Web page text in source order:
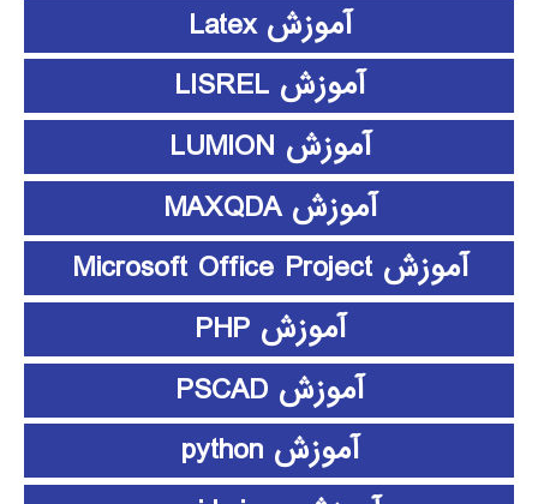
آموزش Latex
آموزش LISREL
آموزش LUMION
آموزش MAXQDA
آموزش Microsoft Office Project
آموزش PHP
آموزش PSCAD
آموزش python